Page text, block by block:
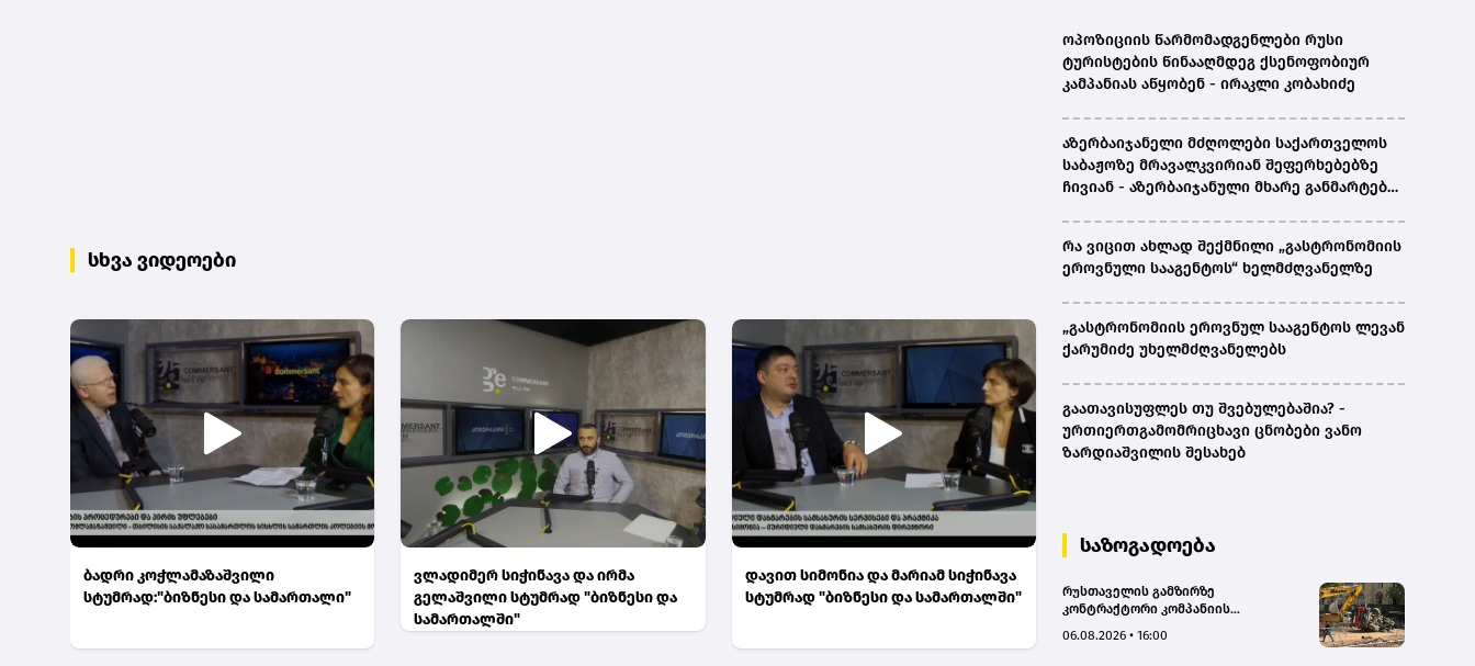
სხვა ვიდეოები
ბადრი კოჭლამაზაშვილი
სტუმრად:"ბიზნესი და სამართალი"
ვლადიმერ სიჭინავა და ირმა
გელაშვილი სტუმრად "ბიზნესი და
სამართალში"
დავით სიმონია და მარიამ სიჭინავა
სტუმრად "ბიზნესი და სამართალში"
ოპოზიციის წარმომადგენლები რუსი
ტურისტების წინააღმდეგ ქსენოფობიურ
კამპანიას აწყობენ - ირაკლი კობახიძე
აზერბაიჯანელი მძღოლები საქართველოს
საბაჟოზე მრავალკვირიან შეფერხებებზე
ჩივიან - აზერბაიჯანული მხარე განმარტებას
რა ვიცით ახლად შექმნილი „გასტრონომიის
ეროვნული სააგენტოს“ ხელმძღვანელზე
„გასტრონომიის ეროვნულ სააგენტოს ლევან
ქარუმიძე უხელმძღვანელებს
გაათავისუფლეს თუ შვებულებაშია? -
ურთიერთგამომრიცხავი ცნობები ვანო
ზარდიაშვილის შესახებ
საზოგადოება
რუსთაველის გამზირზე
კონტრაქტორი კომპანიის
ახლოს იმოძრავა, რამაც ნიადაგის
06.08.2026 • 16:00